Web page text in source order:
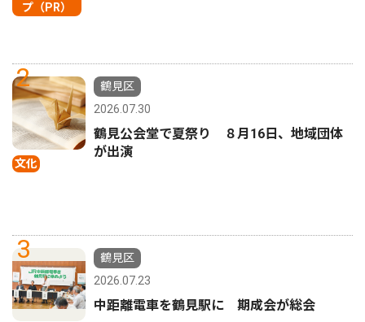
プ（PR）
2
文化
鶴見区
2026.07.30
鶴見公会堂で夏祭り ８月16日、地域団体
が出演
3
鶴見区
2026.07.23
中距離電車を鶴見駅に 期成会が総会